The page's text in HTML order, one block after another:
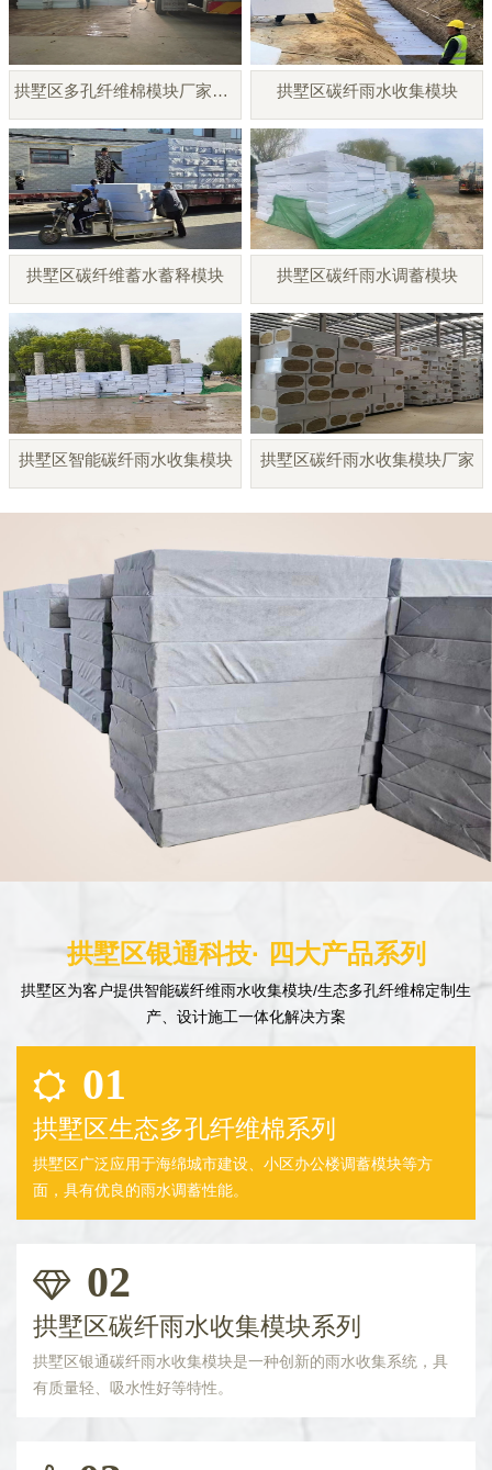
拱墅区多孔纤维棉模块厂家直销 拱墅区碳纤雨水收集模块
拱墅区碳纤维蓄水蓄释模块 拱墅区碳纤雨水调蓄模块
拱墅区智能碳纤雨水收集模块 拱墅区碳纤雨水收集模块厂家
拱墅区银通科技· 四大产品系列
拱墅区为客户提供智能碳纤维雨水收集模块/生态多孔纤维棉定制生
产、设计施工一体化解决方案
01
拱墅区生态多孔纤维棉系列
拱墅区广泛应用于海绵城市建设、小区办公楼调蓄模块等方
面，具有优良的雨水调蓄性能。
02
拱墅区碳纤雨水收集模块系列
拱墅区银通碳纤雨水收集模块是一种创新的雨水收集系统，具
有质量轻、吸水性好等特性。